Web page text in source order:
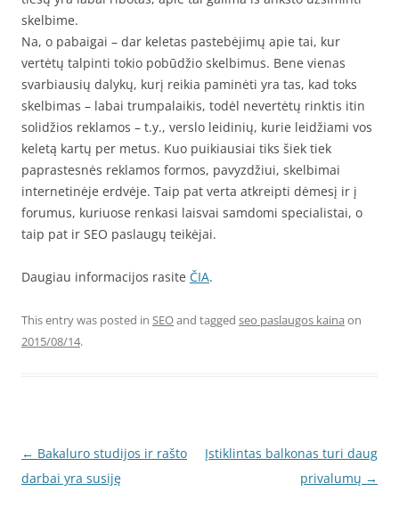
skelbime.
Na, o pabaigai – dar keletas pastebėjimų apie tai, kur
vertėtų talpinti tokio pobūdžio skelbimus. Bene vienas
svarbiausių dalykų, kurį reikia paminėti yra tas, kad toks
skelbimas – labai trumpalaikis, todėl nevertėtų rinktis itin
solidžios reklamos – t.y., verslo leidinių, kurie leidžiami vos
keletą kartų per metus. Kuo puikiausiai tiks šiek tiek
paprastesnės reklamos formos, pavyzdžiui, skelbimai
internetinėje erdvėje. Taip pat verta atkreipti dėmesį ir į
forumus, kuriuose renkasi laisvai samdomi specialistai, o
taip pat ir SEO paslaugų teikėjai.
Daugiau informacijos rasite ČIA.
This entry was posted in SEOand tagged seo paslaugos kaina on
2015/08/14.
Post
navigation
← Bakaluro studijos ir rašto
darbai yra susiję
Įstiklintas balkonas turi daug
privalumų →